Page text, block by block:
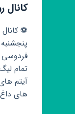
کانال
تمام
های